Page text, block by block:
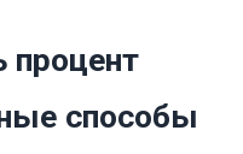
процент
способы